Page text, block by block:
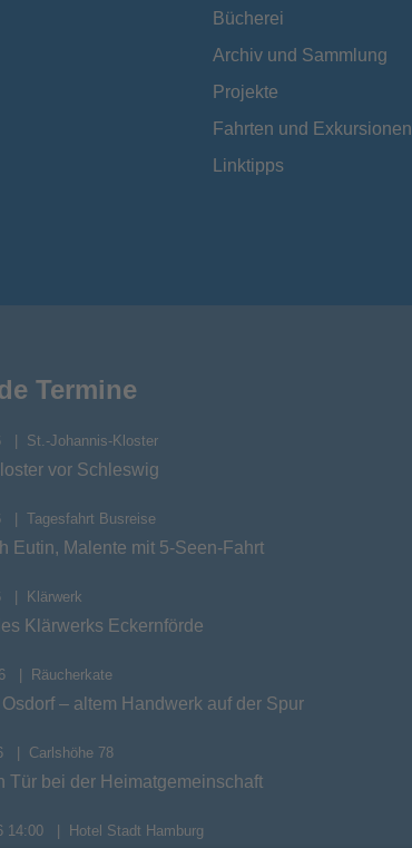
Bücherei
Archiv und Sammlung
Projekte
Fahrten und Exkursionen
Linktipps
Termine
St.-Johannis-Kloster
vor Schleswig
Tagesfahrt Busreise
Eutin, Malente mit 5-Seen-Fahrt
Klärwerk
Klärwerks Eckernförde
Räucherkate
Osdorf – altem Handwerk auf der Spur
Carlshöhe 78
Tür bei der Heimatgemeinschaft
14:00 Hotel Stadt Hamburg